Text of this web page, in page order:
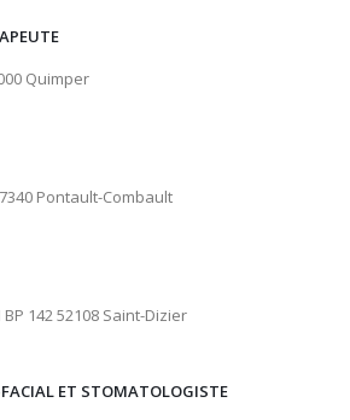
Quimper
Pontault-Combault
BP 142 52108 Saint-Dizier
ET STOMATOLOGISTE